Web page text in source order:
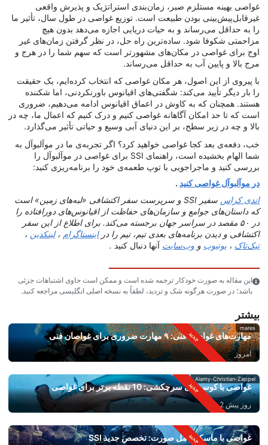
غواصی بهینه مستلزم صبر، زمان‌بندی استراتژیک و پذیرش واقعی
غیرقابل‌پیش‌بینی بودن طبیعت است. توزیع غواصی در طول سال، تأثیر ما
را به حداقل می‌رساند و به حیات دریایی اجازه می‌دهد بدون هیچ
مزاحمتی شکوفا شود. ساده‌ترین راه حل، در نظر گرفتن زمان‌های غیر
اوج برای غواصی در مکان‌های مشهورتر است که سهم شما را در هرج و
مرج بالا و پایین آب به حداقل می‌رساند.
با پیروی از این اصول، هر مکان غواصی که انتخاب کرده‌ایم، یک حقیقت
را بار دیگر تأیید می‌کند: شگفتی‌های اقیانوس باورنکردنی، اما شکننده
هستند. همچنان که به کاوش در اعماق اقیانوس ادامه می‌دهیم، ضروری
است که تا حد امکان آگاهانه غواصی کنیم و درک کنیم که اعمال ما، چه در
بالا و چه در زیر سطح، بر این دنیای آبی وسیع و حیاتی تأثیر می‌گذارد.
خب، دفعه‌ی بعد کجا غواصی خواهید کرد؟ اگر تجربه‌ی ما در موآلبوآل به
شما الهام بخشیده است، راهنمای SSI برای غواصی در موآلبوآل را
بررسی کنید و ماجراجویی با توپ طعمه‌ی خود را برنامه‌ریزی کنید:
در موآلبوآل غواصی کنید .
اندی کراس
سفیر SSI و سرپرست سفر اکتشافی «لبه‌های زمین» است
که داستان‌های جوامع و سازمان‌های حفاظت از اقیانوس‌های دورافتاده را
در ۵۰ مقصد در سراسر جهان برجسته می‌کند. برای اطلاع از این سفر
اکتشافی و دیدن برنامه‌های بعدی تیم، تیم را در اینستاگرام ، لینکدین ،
تیک‌تاک ، یوتیوب و وب‌سایت آنها دنبال کنید .
این مقاله به صورت خودکار ترجمه شده است و ممکن است حاوی اشتباهات جزئی
باشد؛ در صورت هرگونه شک و تردید، لطفاً به نسخه اصلی انگلیسی مراجعه کنید.
بیشتر
mares
مهارت‌های غواصی فنی: ۹ مهارت ضروری برای غواصان فنی
امروز
Alamy-Christian-Zappel
غواصی با کوسه‌های سرچکشی: 10 نقطه برتر برای غواصی
روز پیش 2
غواصی با ماسک کامل صورت: تخصص جدید SSI